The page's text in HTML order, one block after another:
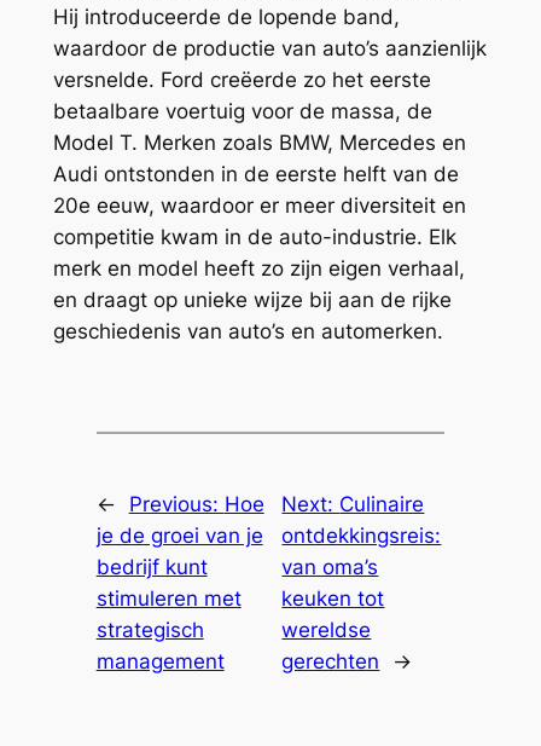
Hij introduceerde de lopende band,
waardoor de productie van auto’s aanzienlijk
versnelde. Ford creëerde zo het eerste
betaalbare voertuig voor de massa, de
Model T. Merken zoals BMW, Mercedes en
Audi ontstonden in de eerste helft van de
20e eeuw, waardoor er meer diversiteit en
competitie kwam in de auto-industrie. Elk
merk en model heeft zo zijn eigen verhaal,
en draagt op unieke wijze bij aan de rijke
geschiedenis van auto’s en automerken.
← Previous: Hoe
je de groei van je
bedrijf kunt
stimuleren met
strategisch
management
Next: Culinaire
ontdekkingsreis:
van oma’s
keuken tot
wereldse
gerechten
→